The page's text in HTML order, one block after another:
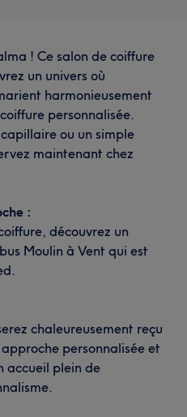
! Ce salon de coiffure
un univers où
harmonieusement
personnalisée.
ou un simple
maintenant chez
:
découvrez un
Moulin à Vent qui est
chaleureusement reçu
personnalisée et
accueil plein de